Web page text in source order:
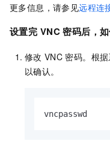
更多信息，请参见远程连
设置完 VNC 密码后，
修改 VNC 密码。根
以确认。
vncpasswd